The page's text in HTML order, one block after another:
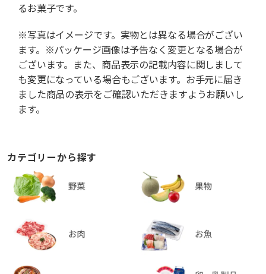
るお菓子です。
※写真はイメージです。実物とは異なる場合がござい
ます。※パッケージ画像は予告なく変更となる場合が
ございます。また、商品表示の記載内容に関しまして
も変更になっている場合もございます。お手元に届き
ました商品の表示をご確認いただきますようお願いし
ます。
カテゴリーから探す